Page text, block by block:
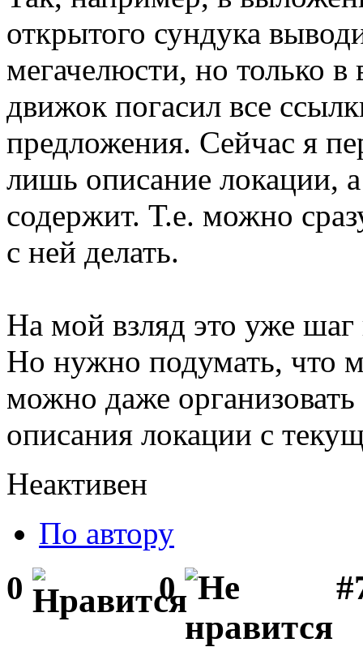
открытого сундука
мегачелюсти, но только в
движок погасил все
предложения. Сейчас я
лишь описание локации,
содержит. Т.е. можно
с ней делать.
На мой взляд это уже шаг
Но нужно подумать, что
можно даже
описания локации с
Неактивен
По автору
0 0